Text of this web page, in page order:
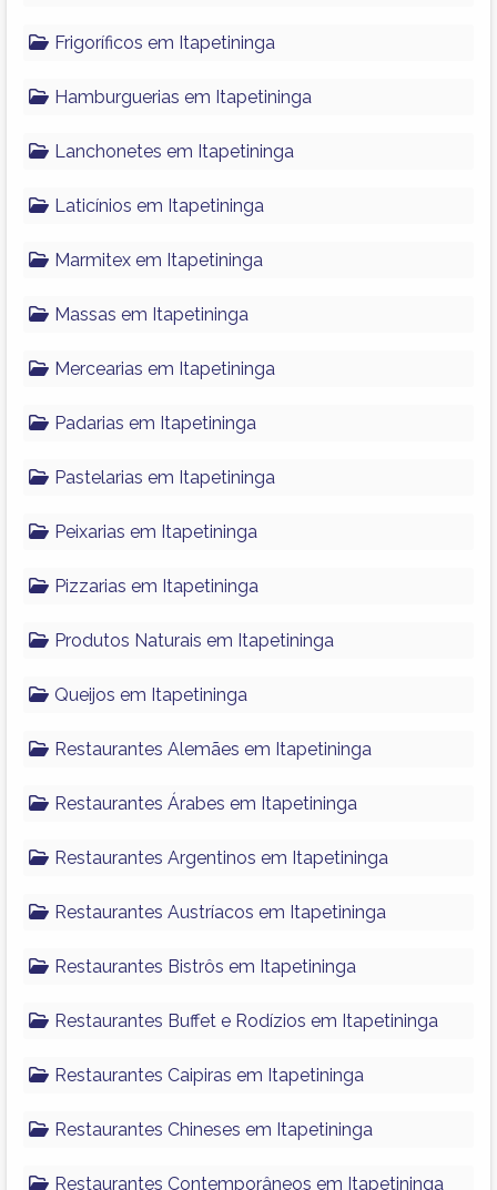
Frigoríficos em Itapetininga
Hamburguerias em Itapetininga
Lanchonetes em Itapetininga
Laticínios em Itapetininga
Marmitex em Itapetininga
Massas em Itapetininga
Mercearias em Itapetininga
Padarias em Itapetininga
Pastelarias em Itapetininga
Peixarias em Itapetininga
Pizzarias em Itapetininga
Produtos Naturais em Itapetininga
Queijos em Itapetininga
Restaurantes Alemães em Itapetininga
Restaurantes Árabes em Itapetininga
Restaurantes Argentinos em Itapetininga
Restaurantes Austríacos em Itapetininga
Restaurantes Bistrôs em Itapetininga
Restaurantes Buffet e Rodízios em Itapetininga
Restaurantes Caipiras em Itapetininga
Restaurantes Chineses em Itapetininga
Restaurantes Contemporâneos em Itapetininga